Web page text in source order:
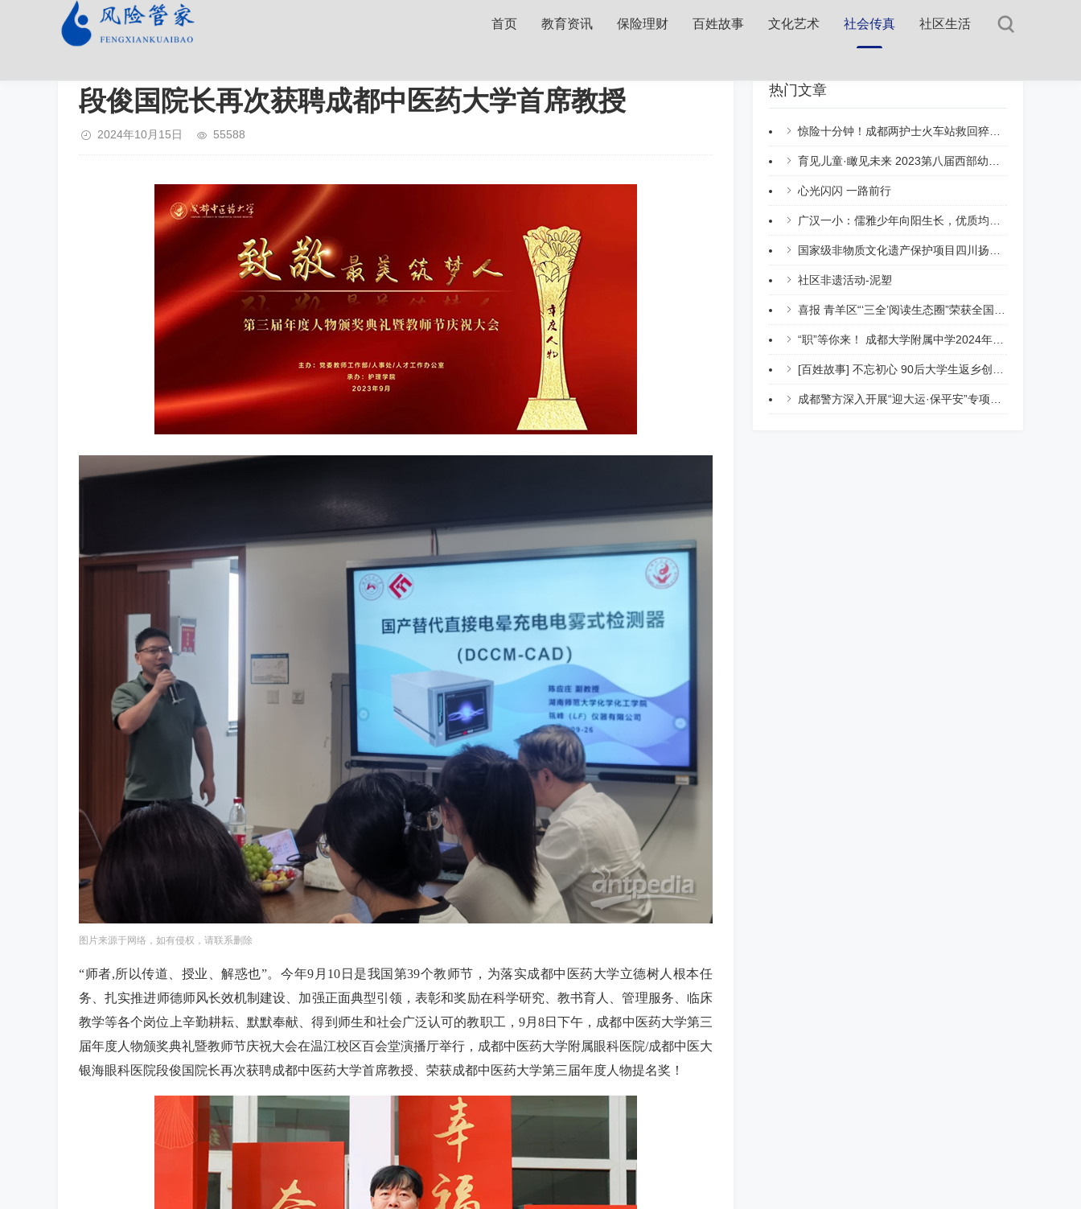
首页 教育资讯 保险理财 百姓故事 文化艺术 社会传真 社区生活
段俊国院长再次获聘成都中医药大学首席教授
2024年10月15日 55588
图片来源于网络，如有侵权，请联系删除
“师者,所以传道、授业、解惑也”。今年9月10日是我国第39个教师节，为落实成都中医药大学立德树人根本任
务、扎实推进师德师风长效机制建设、加强正面典型引领，表彰和奖励在科学研究、教书育人、管理服务、临床
教学等各个岗位上辛勤耕耘、默默奉献、得到师生和社会广泛认可的教职工，9月8日下午，成都中医药大学第三
届年度人物颁奖典礼暨教师节庆祝大会在温江校区百会堂演播厅举行，成都中医药大学附属眼科医院/成都中医大
银海眼科医院段俊国院长再次获聘成都中医药大学首席教授、荣获成都中医药大学第三届年度人物提名奖！
热门文章
惊险十分钟！成都两护士火车站救回猝死旅客
育见儿童·瞰见未来 2023第八届西部幼教论坛在蓉盛大启幕！
心光闪闪 一路前行
广汉一小：儒雅少年向阳生长，优质均衡显成效
国家级非物质文化遗产保护项目四川扬琴成渝两地交流展演在成都举行
社区非遗活动-泥塑
喜报 青羊区“‘三全’阅读生态圈”荣获全国新时代“终身学习品牌项目”
“职”等你来！ 成都大学附属中学2024年教师招聘公告
[百姓故事] 不忘初心 90后大学生返乡创业致富一方
成都警方深入开展“迎大运·保平安”专项整治行动